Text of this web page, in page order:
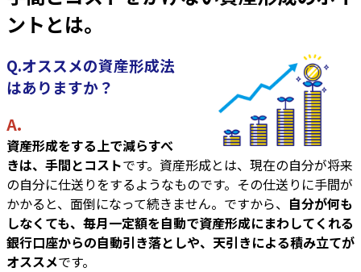
ントとは。
Q.オススメの資産形成法
はありますか？
A.
資産形成をする上で減らすべ
きは、手間とコストです。資産形成とは、現在の自分が将来
の自分に仕送りをするようなものです。その仕送りに手間が
かかると、面倒になって続きません。ですから、 自分が何も
しなくても、毎月一定額を自動で資産形成にまわしてくれる
銀行口座からの自動引き落としや、天引きによる積み立てが
オススメです。